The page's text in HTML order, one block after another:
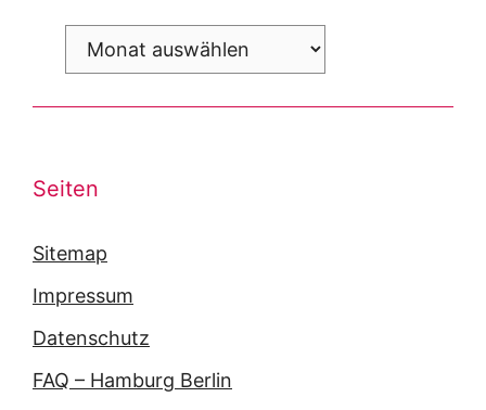
Archiv
Seiten
Sitemap
Impressum
Datenschutz
FAQ – Hamburg Berlin